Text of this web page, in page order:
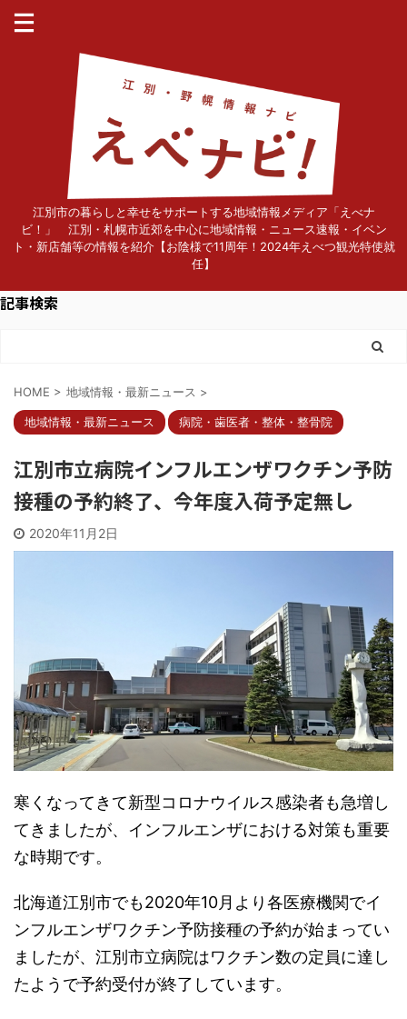
江別市の暮らしと幸せをサポートする地域情報メディア「えべナ
ビ！」 江別・札幌市近郊を中心に地域情報・ニュース速報・イベン
ト・新店舗等の情報を紹介【お陰様で11周年！2024年えべつ観光特使就
任】
記事検索
HOME > 地域情報・最新ニュース >
地域情報・最新ニュース 病院・歯医者・整体・整骨院
江別市立病院インフルエンザワクチン予防
接種の予約終了、今年度入荷予定無し
2020年11月2日
寒くなってきて新型コロナウイルス感染者も急増し
てきましたが、インフルエンザにおける対策も重要
な時期です。
北海道江別市でも2020年10月より各医療機関でイ
ンフルエンザワクチン予防接種の予約が始まってい
ましたが、江別市立病院はワクチン数の定員に達し
たようで予約受付が終了しています。